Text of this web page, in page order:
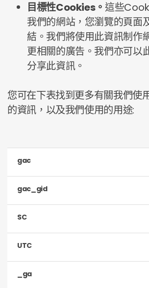
目標性Cookies。這些
我們的網站，您瀏覽的頁面
結。我們將使用此資訊制作
更相關的廣告。我們亦可以
分享此資訊。
您可在下表找到更多有關我們使
的資訊，以及我們使用的用途:
gac
Cookie .toluna.com
種類 分析性
取消選項
gac_gid
Cookie
種類 分析性
SC
Cookie
種類 功能性
用途
UTC
Cookie
_ga